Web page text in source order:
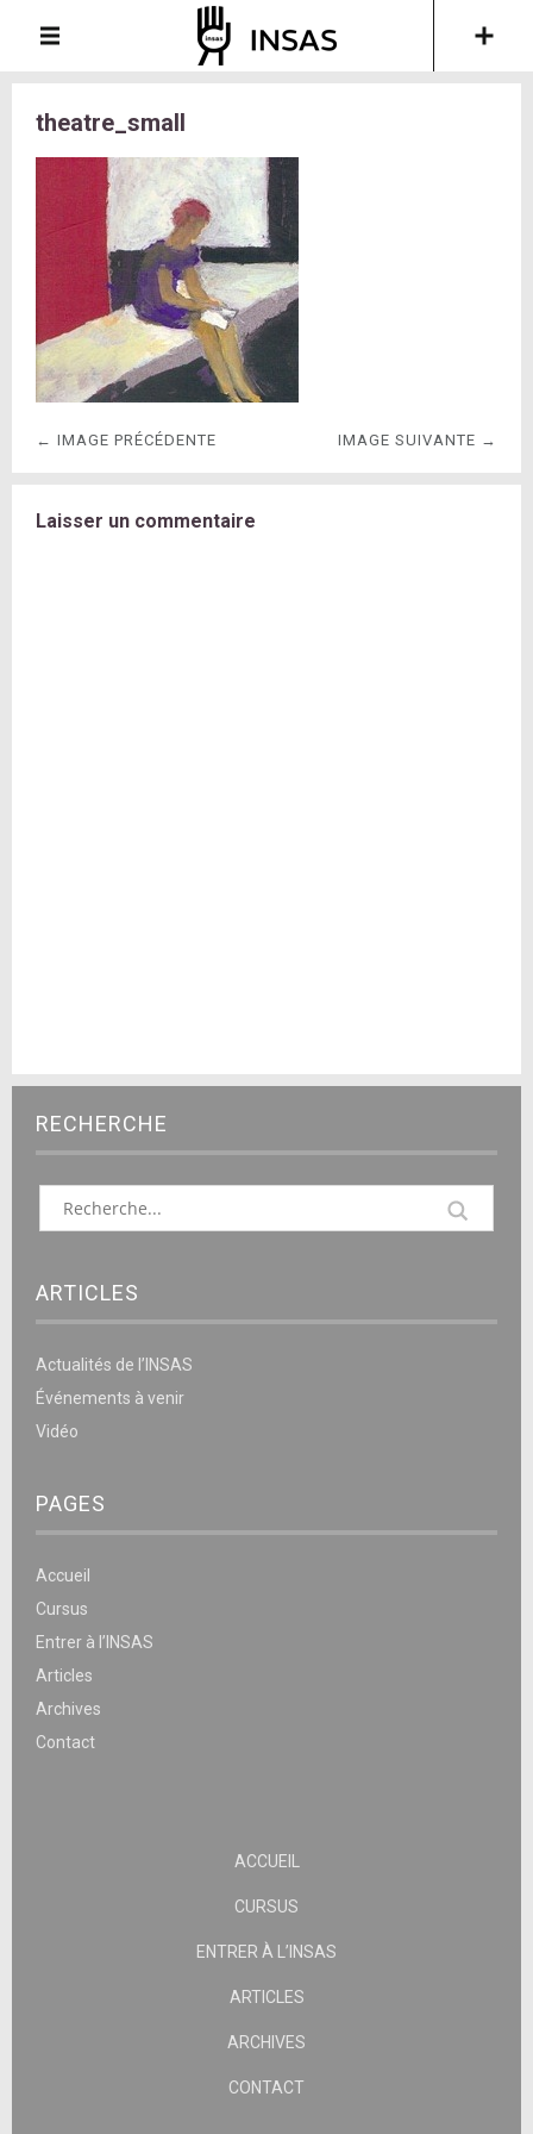
theatre_small
← IMAGE PRÉCÉDENTE IMAGE SUIVANTE →
Laisser un commentaire
RECHERCHE
ARTICLES
Actualités de l’INSAS
Événements à venir
Vidéo
PAGES
Accueil
Cursus
Entrer à l’INSAS
Articles
Archives
Contact
ACCUEIL
CURSUS
ENTRER À L’INSAS
ARTICLES
ARCHIVES
CONTACT